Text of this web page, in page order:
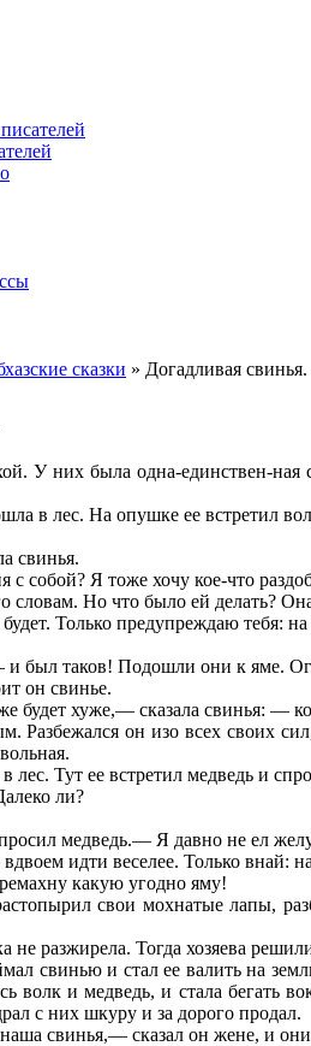
сказки » Догадливая свинья.
У них была одна-единствен-
в лес. На опушке ее встретил
свинья.
собой? Я тоже хочу кое-что
словам. Но что было ей делать?
Только предупреждаю тебя:
был таков! Подошли они к яме.
он свинье.
будет хуже,— сказала свинья: —
Разбежался он изо всех своих
лес. Тут ее встретил медведь и
ли?
медведь.— Я давно не ел
идти веселее. Только внай:
какую угодно яму!
свои мохнатые лапы,
не разжирела. Тогда хозяева
свинью и стал ее валить на
волк и медведь, и стала бегать
с них шкуру и за дорого продал.
свинья,— сказал он жене, и